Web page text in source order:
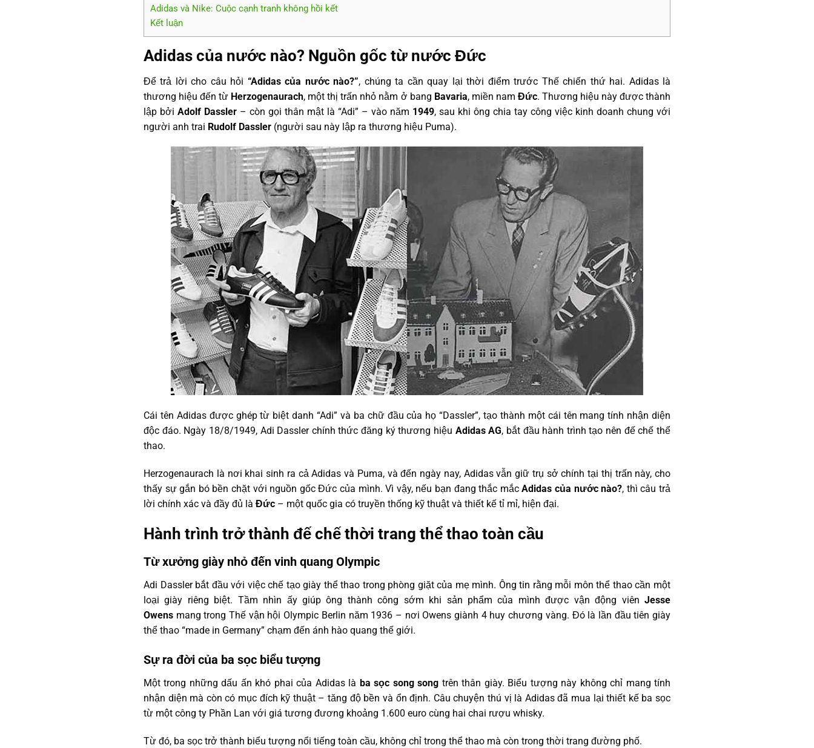
Adidas và Nike: Cuộc cạnh tranh không hồi kết
Kết luận
Adidas của nước nào? Nguồn gốc từ nước Đức
Để trả lời cho câu hỏi “Adidas của nước nào?”, chúng ta cần quay lại thời điểm trước Thế chiến thứ hai. Adidas là
thương hiệu đến từ Herzogenaurach, một thị trấn nhỏ nằm ở bang Bavaria, miền nam Đức. Thương hiệu này được thành
lập bởi Adolf Dassler – còn gọi thân mật là “Adi” – vào năm 1949, sau khi ông chia tay công việc kinh doanh chung với
người anh trai Rudolf Dassler (người sau này lập ra thương hiệu Puma).
Cái tên Adidas được ghép từ biệt danh “Adi” và ba chữ đầu của họ “Dassler”, tạo thành một cái tên mang tính nhận diện
độc đáo. Ngày 18/8/1949, Adi Dassler chính thức đăng ký thương hiệu Adidas AG, bắt đầu hành trình tạo nên đế chế thể
thao.
Herzogenaurach là nơi khai sinh ra cả Adidas và Puma, và đến ngày nay, Adidas vẫn giữ trụ sở chính tại thị trấn này, cho
thấy sự gắn bó bền chặt với nguồn gốc Đức của mình. Vì vậy, nếu bạn đang thắc mắcAdidas của nước nào?, thì câu trả
lời chính xác và đầy đủ là Đức – một quốc gia có truyền thống kỹ thuật và thiết kế tỉ mỉ, hiện đại.
Hành trình trở thành đế chế thời trang thể thao toàn cầu
Từ xưởng giày nhỏ đến vinh quang Olympic
Adi Dassler bắt đầu với việc chế tạo giày thể thao trong phòng giặt của mẹ mình. Ông tin rằng mỗi môn thể thao cần một
loại giày riêng biệt. Tầm nhìn ấy giúp ông thành công sớm khi sản phẩm của mình được vận động viên Jesse
Owens mang trong Thế vận hội Olympic Berlin năm 1936 – nơi Owens giành 4 huy chương vàng. Đó là lần đầu tiên giày
thể thao “made in Germany” chạm đến ánh hào quang thế giới.
Sự ra đời của ba sọc biểu tượng
Một trong những dấu ấn khó phai của Adidas là ba sọc song song trên thân giày. Biểu tượng này không chỉ mang tính
nhận diện mà còn có mục đích kỹ thuật – tăng độ bền và ổn định. Câu chuyện thú vị là Adidas đã mua lại thiết kế ba sọc
từ một công ty Phần Lan với giá tương đương khoảng 1.600 euro cùng hai chai rượu whisky.
Từ đó, ba sọc trở thành biểu tượng nổi tiếng toàn cầu, không chỉ trong thể thao mà còn trong thời trang đường phố.